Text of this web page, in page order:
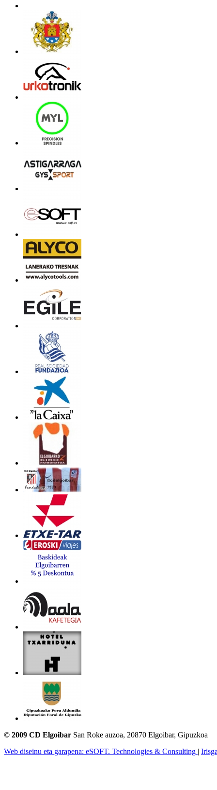
© 2009 CD Elgoibar San Roke auzoa, 20870 Elgoibar, Gipuzkoa
Web diseinu eta garapena: eSOFT. Technologies & Consulting |